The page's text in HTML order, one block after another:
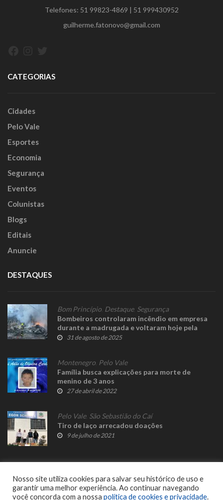
Telefones: 51 99823-4869 | 51 999430952
guilherme.fatonovo@gmail.com
CATEGORIAS
Cidades
Pelo Vale
Esportes
Economia
Segurança
Eventos
Colunistas
Blogs
Editais
Anuncie
DESTAQUES
Bom Princípio Destaque, Segurança
Bombeiros controlaram incêndio em empresa
durante a madrugada e voltaram hoje pela
manhã31 de agosto de 2025
Montenegro Pelo Vale
Família busca explicações para morte de
menino de 3 anos
27 de abril de 2022
Pelo Vale, São Sebastião do Caí
Tiro de laço arrecadou doações
9 de julho de 2021
Nosso site utiliza cookies para salvar seu histórico de uso e
garantir uma melhor experiência. Ao continuar navegando
você concorda com a nossa política de cookies e privacidade.